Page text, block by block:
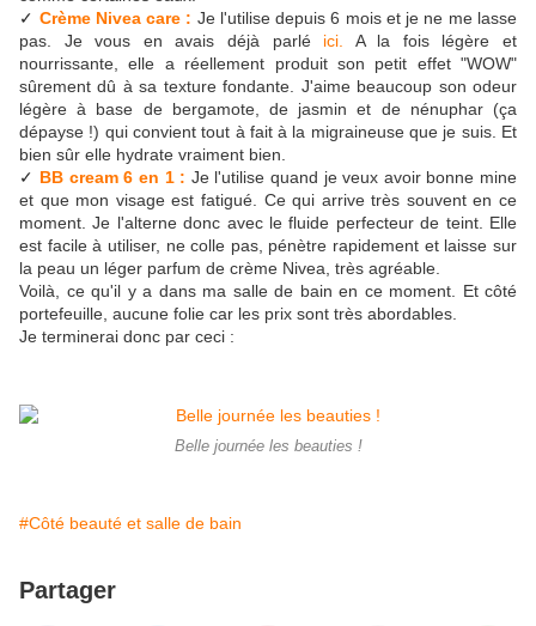
✓ Crème Nivea care : Je l'utilise depuis 6 mois et je ne me lasse
pas. Je vous en avais déjà parlé ici. A la fois légère et
nourrissante, elle a réellement produit son petit effet "WOW"
sûrement dû à sa texture fondante. J'aime beaucoup son odeur
légère à base de bergamote, de jasmin et de nénuphar (ça
dépayse !) qui convient tout à fait à la migraineuse que je suis. Et
bien sûr elle hydrate vraiment bien.
✓ BB cream 6 en 1 : Je l'utilise quand je veux avoir bonne mine
et que mon visage est fatigué. Ce qui arrive très souvent en ce
moment. Je l'alterne donc avec le fluide perfecteur de teint. Elle
est facile à utiliser, ne colle pas, pénètre rapidement et laisse sur
la peau un léger parfum de crème Nivea, très agréable.
Voilà, ce qu'il y a dans ma salle de bain en ce moment. Et côté
portefeuille, aucune folie car les prix sont très abordables.
Je terminerai donc par ceci :
Belle journée les beauties !
#Côté beauté et salle de bain
Partager